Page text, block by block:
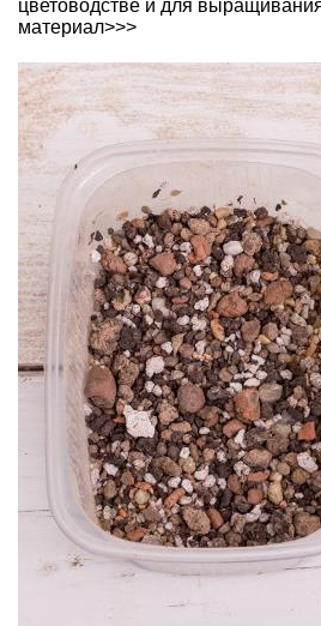
цветоводстве и для
материал>>>